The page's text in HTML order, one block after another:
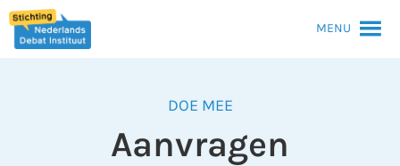
MENU
DOE MEE
Aanvragen